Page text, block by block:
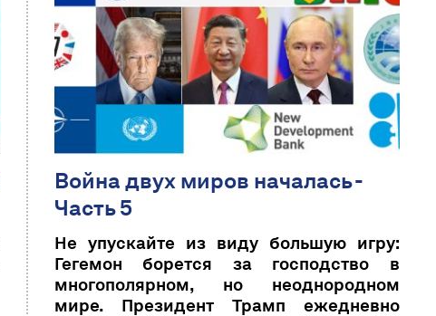
Война двух миров началась -
Часть 5
Не упускайте из виду большую игру:
Гегемон борется за господство в
многополярном, но неоднородном
мире. Президент Трамп ежедневно